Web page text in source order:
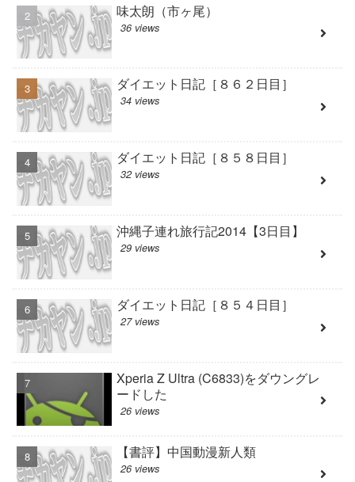
味太朗（市ヶ尾）
36 views
ダイエット日記［８６２日目］
34 views
ダイエット日記［８５８日目］
32 views
沖縄子連れ旅行記2014【3日目】
29 views
ダイエット日記［８５４日目］
27 views
Xperia Z Ultra (C6833)をダウングレ
ードした
26 views
【書評】中国動漫新人類
26 views